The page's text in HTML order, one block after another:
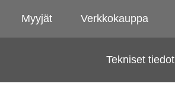
Myyjät Verkkokauppa
Tekniset tiedot